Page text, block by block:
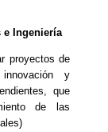
e Ingeniería
proyectos de
y
que
de las